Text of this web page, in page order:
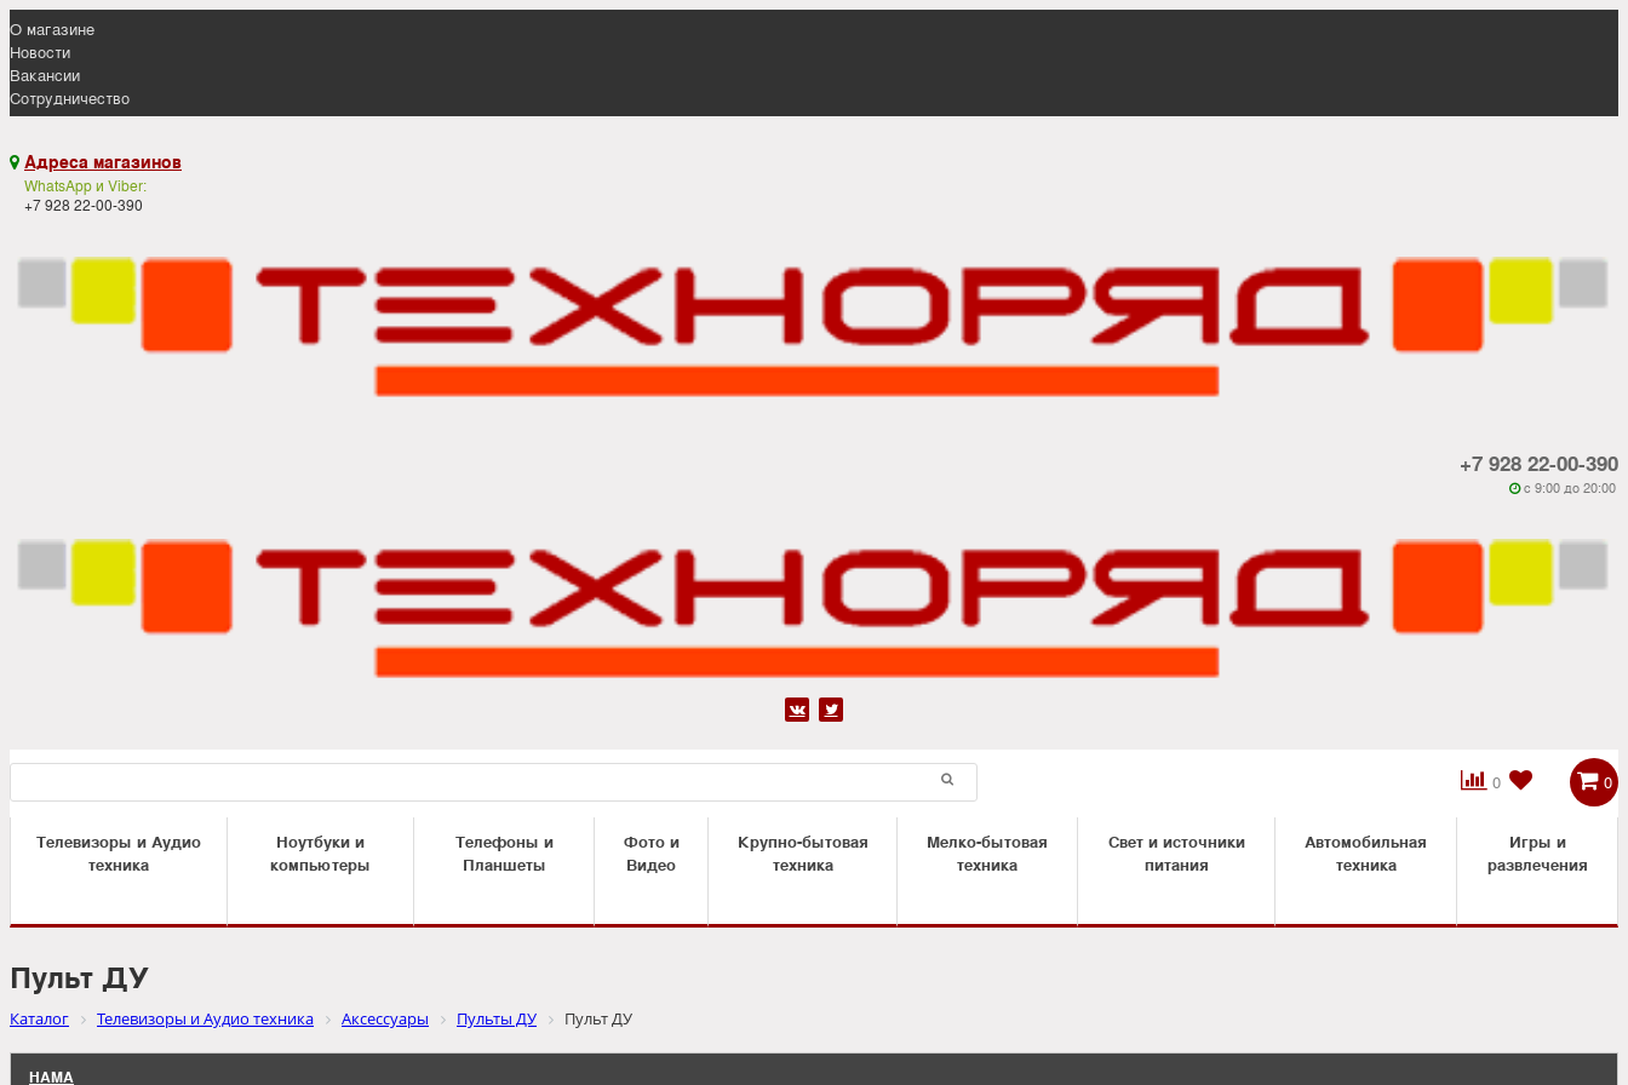
О магазине
Новости
Вакансии
Сотрудничество
 Адреса магазинов
WhatsApp и Viber:
+7 928 22-00-390
+7 928 22-00-390
 c 9:00 до 20:00
 
0

 0
Телевизоры и Аудио
техника
Ноутбуки и
компьютеры
Телефоны и
Планшеты
Фото и
Видео
Крупно-бытовая
техника
Мелко-бытовая
техника
Свет и источники
питания
Автомобильная
техника
Игры и
развлечения
Пульт ДУ
Каталог Телевизоры и Аудио техника Аксессуары Пульты ДУ Пульт ДУ
HAMA